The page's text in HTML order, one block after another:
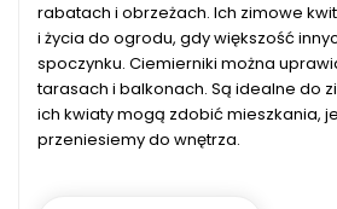
rabatach i obrzeżach. Ich zimowe
i życia do ogrodu, gdy większość
spoczynku. Ciemierniki można
tarasach i balkonach. Są idealne do
ich kwiaty mogą zdobić mieszkania,
przeniesiemy do wnętrza.